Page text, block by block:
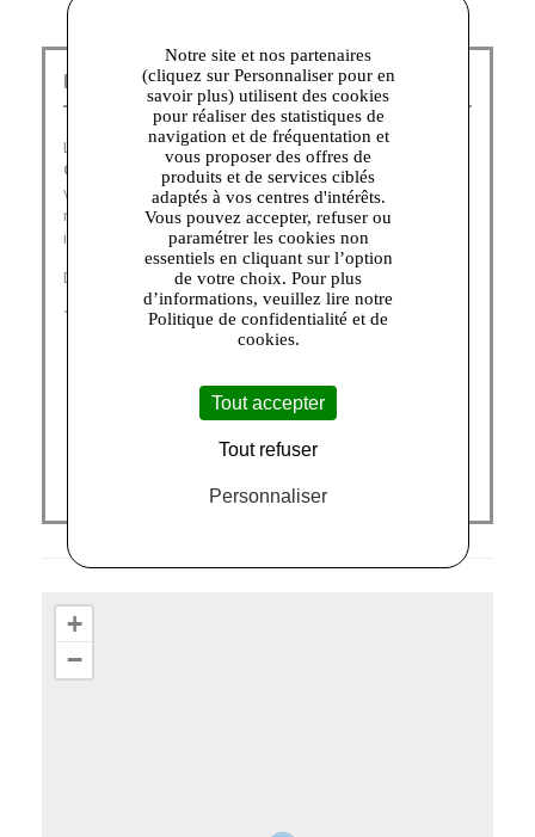
Home & Cook Talange :
Leader mondial du Petit Equipement Domestique, le
Groupe SEB
a pour vocation de faciliter et d’embellir la
vie quotidienne des consommateurs partout dans le
monde, en créant des produits et des services
innovants pour contribuer à leur « bien-vivre ».
Découvrez nos marques :
TEFAL
ROWENTA|MOULINEX
+
−
Notre site et nos partenaires
(cliquez sur Personnaliser pour en
savoir plus) utilisent des cookies
pour réaliser des statistiques de
navigation et de fréquentation et
vous proposer des offres de
produits et de services ciblés
adaptés à vos centres d'intérêts.
Vous pouvez accepter, refuser ou
paramétrer les cookies non
essentiels en cliquant sur l’option
de votre choix. Pour plus
d’informations, veuillez lire notre
Politique de confidentialité et de
cookies.
Tout accepter
Tout refuser
Personnaliser